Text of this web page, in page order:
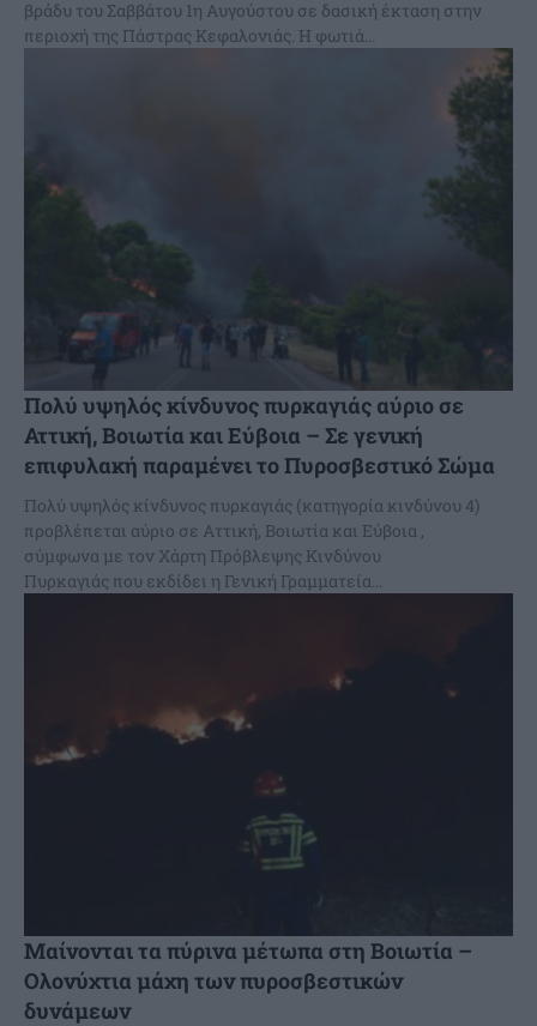
βράδυ του Σαββάτου 1η Αυγούστου σε δασική έκταση στην
περιοχή της Πάστρας Κεφαλονιάς. Η φωτιά...
Πολύ υψηλός κίνδυνος πυρκαγιάς αύριο σε
Αττική, Βοιωτία και Εύβοια – Σε γενική
επιφυλακή παραμένει το Πυροσβεστικό Σώμα
Πολύ υψηλός κίνδυνος πυρκαγιάς (κατηγορία κινδύνου 4)
προβλέπεται αύριο σε Αττική, Βοιωτία και Εύβοια ,
σύμφωνα με τον Χάρτη Πρόβλεψης Κινδύνου
Πυρκαγιάς που εκδίδει η Γενική Γραμματεία...
Μαίνονται τα πύρινα μέτωπα στη Βοιωτία –
Ολονύχτια μάχη των πυροσβεστικών
δυνάμεων